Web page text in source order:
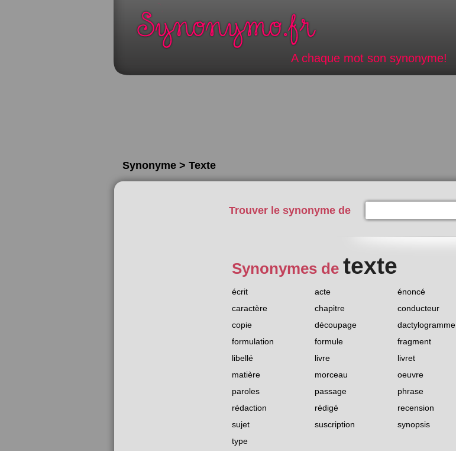
A chaque mot son synonyme!
Synonyme > Texte
Trouver le synonyme de
Synonymes de texte
écrit acte énoncé
caractère
chapitre conducteur
copie
découpage dactylogramme
formulation
formule fragment
libellé
livre livret
matière
morceau oeuvre
paroles
passage phrase
rédaction
rédigé recension
sujet
suscription synopsis
type